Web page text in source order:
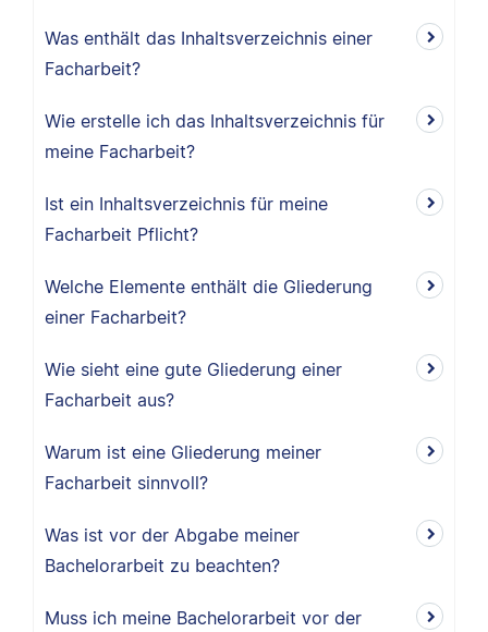
Was enthält das Inhaltsverzeichnis einer
Facharbeit?
Wie erstelle ich das Inhaltsverzeichnis für
meine Facharbeit?
Ist ein Inhaltsverzeichnis für meine
Facharbeit Pflicht?
Welche Elemente enthält die Gliederung
einer Facharbeit?
Wie sieht eine gute Gliederung einer
Facharbeit aus?
Warum ist eine Gliederung meiner
Facharbeit sinnvoll?
Was ist vor der Abgabe meiner
Bachelorarbeit zu beachten?
Muss ich meine Bachelorarbeit vor der